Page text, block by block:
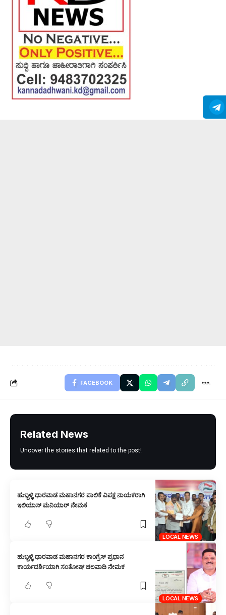
FACEBOOK
Related News
Uncover the stories that related to the post!
LOCAL NEWS
ಹುಬ್ಬಳ್ಳಿ ಧಾರವಾಡ ಮಹಾನಗರ ಪಾಲಿಕೆ ವಿಪಕ್ಷ ನಾಯಕರಾಗಿ
ಇಲಿಯಾಸ್ ಮನಿಯಾರ್ ನೇಮಕ
LOCAL NEWS
ಹುಬ್ಬಳ್ಳಿ ಧಾರವಾಡ ಮಹಾನಗರ ಕಾಂಗ್ರೆಸ್ ಪ್ರಧಾನ
ಕಾರ್ಯದರ್ಶಿಯಾಗಿ ಸಂತೋಷ್ ಚಲವಾದಿ ನೇಮಕ